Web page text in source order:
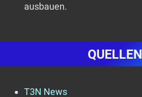
ausbauen.
QUELLEN
T3N News